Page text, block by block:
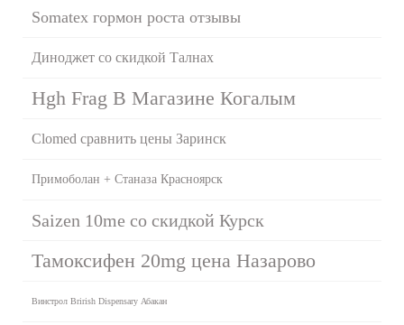
Somatex гормон роста отзывы
Диноджет со скидкой Талнах
Hgh Frag В Магазине Когалым
Clomed сравнить цены Заринск
Примоболан + Станаза Красноярск
Saizen 10me со скидкой Курск
Тамоксифен 20mg цена Назарово
Винстрол Brirish Dispensary Абакан